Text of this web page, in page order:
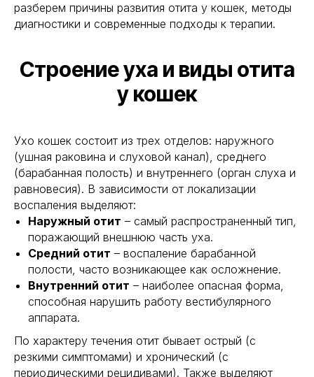
разберем причины развития отита у кошек, методы
диагностики и современные подходы к терапии.
Строение уха и виды отита
у кошек
Ухо кошек состоит из трех отделов: наружного
(ушная раковина и слуховой канал), среднего
(барабанная полость) и внутреннего (орган слуха и
равновесия). В зависимости от локализации
воспаления выделяют:
Наружный отит – самый распространенный тип,
поражающий внешнюю часть уха.
Средний отит – воспаление барабанной
полости, часто возникающее как осложнение.
Внутренний отит – наиболее опасная форма,
способная нарушить работу вестибулярного
аппарата.
По характеру течения отит бывает острый (с
резкими симптомами) и хронический (с
периодическими рецидивами). Также выделяют